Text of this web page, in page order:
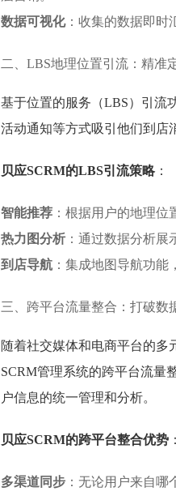
数据可视化：收集的数据即时
二、LBS地理位置引流：精准
基于位置的服务（LBS）引流
活动通知等方式吸引他们到店
贝应SCRM的LBS引流策略：
智能推荐 ：根据用户的地理
热力图分析 ：通过数据分析
到店导航 ：集成地图导航功
三、跨平台流量整合：打破数
随着社交媒体和电商平台的
SCRM管理系统的跨平台流量
户信息的统一管理和分析。
贝应SCRM的跨平台整合优势 ：
多渠道同步 ：无论用户来自哪